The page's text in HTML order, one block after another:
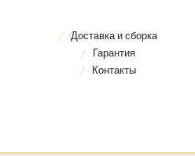
Доставка и сборка
Гарантия
Контакты